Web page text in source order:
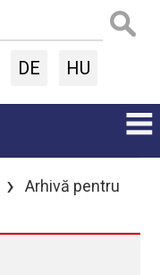
DE HU
›
Arhivă pentru